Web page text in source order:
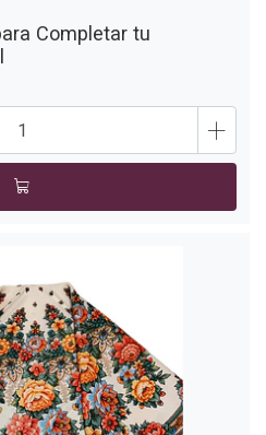
Completar tu
+